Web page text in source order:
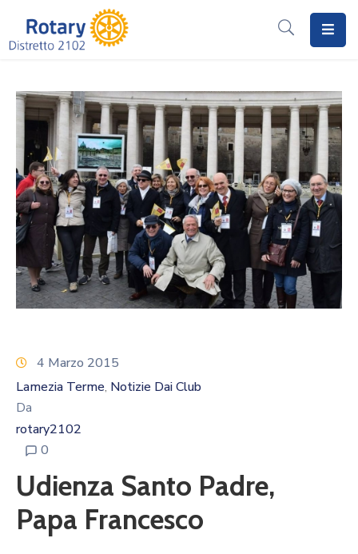
Rotary
Distretto
2102
Progetti
Notizie
Calendario
Documenti
4 Marzo 2015
Lamezia Terme‚ Notizie Dai Club
Da
rotary2102
0
Udienza Santo Padre,
Papa Francesco